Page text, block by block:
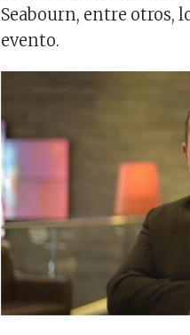
Seabourn, entre otros,
evento.